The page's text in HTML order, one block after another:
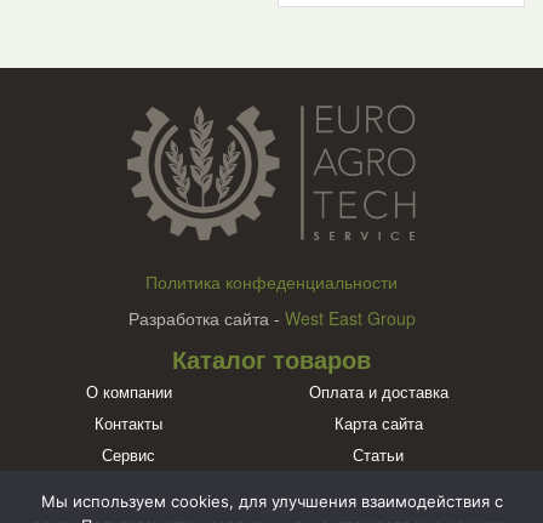
Политика конфеденциальности
Разработка сайта - West East Group
Каталог товаров
О компании
Оплата и доставка
Контакты
Карта сайта
Сервис
Статьи
Мы используем cookies, для улучшения взаимодействия с